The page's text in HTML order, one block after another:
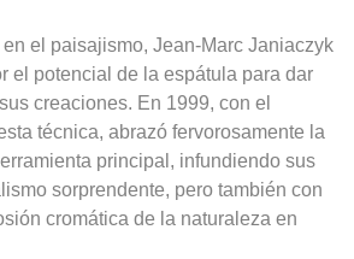
el paisajismo, Jean-Marc Janiaczyk
el potencial de la espátula para dar
creaciones. En 1999, con el
técnica, abrazó fervorosamente la
principal, infundiendo sus
sorprendente, pero también con
cromática de la naturaleza en